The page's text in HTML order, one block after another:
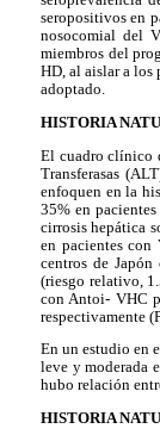
seropositivos en
nosocomial del
miembros del
HD, al aislar a los
adoptado.
HISTORIA
El cuadro clínico
Transferasas
enfoquen en la
35% en
cirrosis hepática
en pacientes con
centros de
(riesgo relativo,
con Antoi- VHC
respectivamente
En un estudio en
leve y moderada
hubo relación
HISTORIA